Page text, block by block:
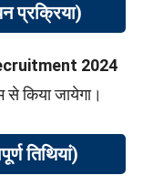
प्रक्रिया)
2024
किया जायेगा।
तिथियां)